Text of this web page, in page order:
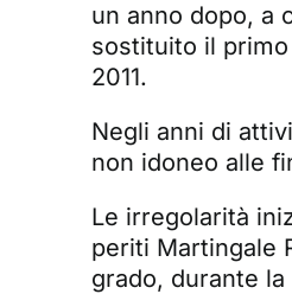
un anno dopo, a
sostituito il
2011.
Negli anni di
non idoneo alle
Le irregolarità
periti Martingale
grado, durante